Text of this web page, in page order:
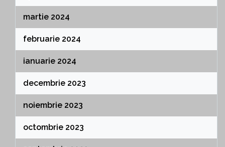
martie 2024
februarie 2024
ianuarie 2024
decembrie 2023
noiembrie 2023
octombrie 2023